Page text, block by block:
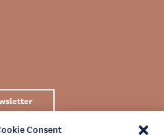
Consent